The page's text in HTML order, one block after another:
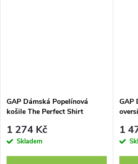
GAP Dámská Popelínová
košile The Perfect Shirt
1 274 Kč
Skladem
GAP
1